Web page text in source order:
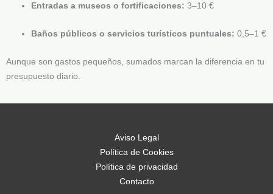
Entradas a museos o fortificaciones: 3–10 €
Baños públicos o servicios turísticos puntuales: 0,5–1 €
Aunque son gastos pequeños, sumados marcan la diferencia en tu
presupuesto diario.
Aviso Legal
Política de Cookies
Política de privacidad
Contacto